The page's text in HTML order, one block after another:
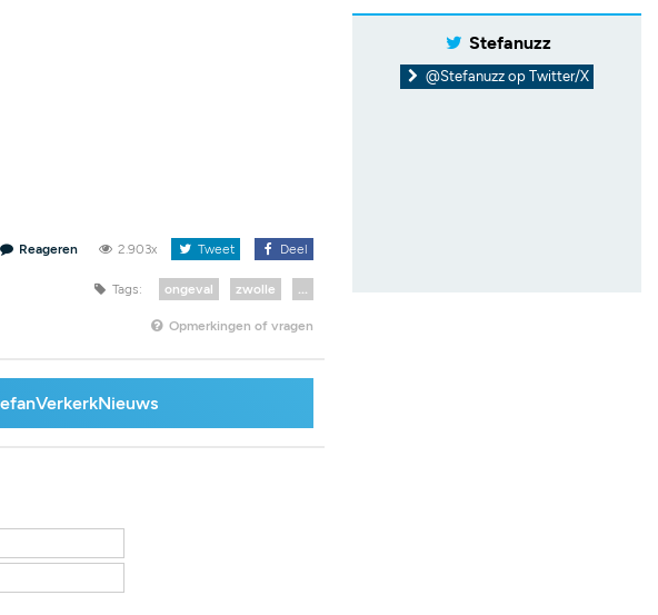
Reageren 2.903x Tweet Deel
Tags: ongeval zwolle ...
Opmerkingen of vragen
Stefanuzz
@Stefanuzz op Twitter/X